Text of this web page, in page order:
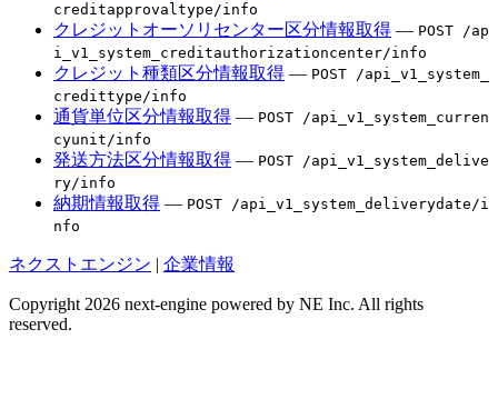
creditapprovaltype/info
クレジットオーソリセンター区分情報取得 — POST /ap
i_v1_system_creditauthorizationcenter/info
クレジット種類区分情報取得 — POST /api_v1_system_
credittype/info
通貨単位区分情報取得 — POST /api_v1_system_curren
cyunit/info
発送方法区分情報取得 — POST /api_v1_system_delive
ry/info
納期情報取得 — POST /api_v1_system_deliverydate/i
nfo
ネクストエンジン | 企業情報
Copyright 2026 next-engine powered by NE Inc. All rights
reserved.